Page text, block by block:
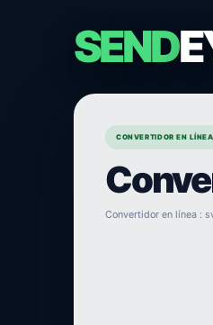
SEND
CONVERTIDOR EN LÍNEA
Convertidor en línea :